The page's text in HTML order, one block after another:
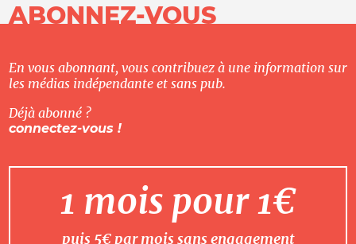
ABONNEZ-VOUS
En vous abonnant, vous contribuez à une information sur
les médias indépendante et sans pub.
Déjà abonné ?
connectez-vous !
1 mois pour 1€
puis 5€ par mois sans engagement